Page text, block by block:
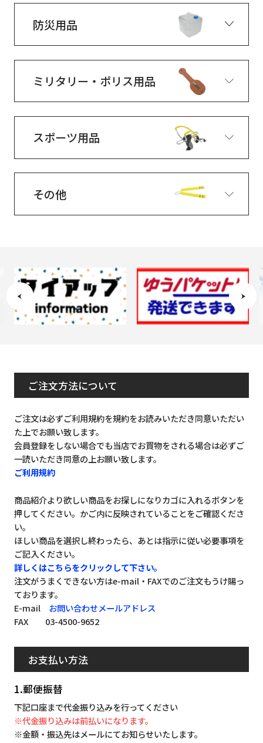
防災用品
ミリタリー・ポリス用品
スポーツ用品
その他
ご注文方法について
ご注文は必ずご利用規約を規約をお読みいただき同意いただい
た上でお願い致します。
会員登録をしない場合でも当店でお買物をされる場合は必ずご
一読いただき同意の上お願い致します。
ご利用規約
商品紹介より欲しい商品をお探しになりカゴに入れるボタンを
押してください。かご内に反映されていることをご確認くださ
い。
ほしい商品を選択し終わったら、あとは指示に従い必要事項を
ご記入ください。
詳しくはこちらをクリックして下さい。
注文がうまくできない方はe-mail・FAXでのご注文もうけ賜っ
ております。
E-mail お問い合わせメールアドレス
FAX 03-4500-9652
お支払い方法
1.郵便振替
下記口座まで代金振り込みを行ってください
※代金振り込みは前払いになります。
※金額・振込先はメールにてお知らせいたします。